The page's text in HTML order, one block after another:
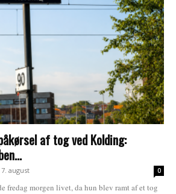
af tog ved Kolding:
7. august 0
fredag morgen livet, da hun blev ramt af et tog